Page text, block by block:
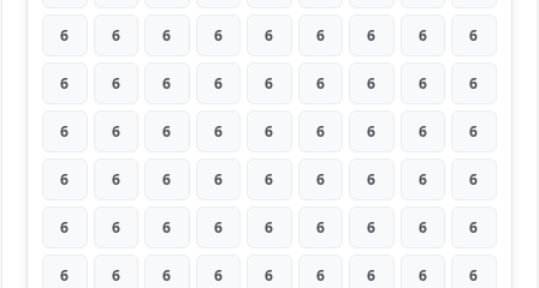
6 6 6 6 6 6 6 6 6
6 6 6 6 6 6 6 6 6
6 6 6 6 6 6 6 6 6
6 6 6 6 6 6 6 6 6
6 6 6 6 6 6 6 6 6
6 6 6 6 6 6 6 6 6